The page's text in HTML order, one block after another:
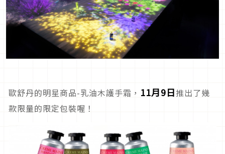
歐舒丹的明星商品-乳油木護手霜， 11月9日推出了幾
款限量的限定包裝喔！